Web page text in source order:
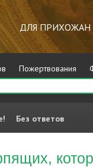
ДЛЯ ПРИХОЖАН
Пожертвования
Без ответов